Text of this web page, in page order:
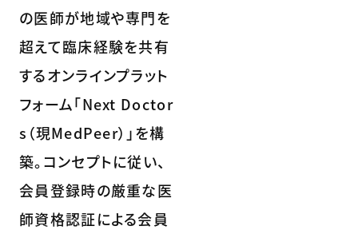
の医師が地域や専門を
超えて臨床経験を共有
するオンラインプラット
フォーム「Next Doctor
s（現MedPeer）」を構
築。コンセプトに従い、
会員登録時の厳重な医
師資格認証による会員